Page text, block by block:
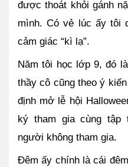
được thoát khỏi gánh
mình. Có vẻ lúc ấy tôi
cảm giác “kì lạ”.
Năm tôi học lớp 9, đó
thầy cô cũng theo ý
định mở lễ hội
ký tham gia cùng tập
người không tham gia.
Đêm ấy chính là cái